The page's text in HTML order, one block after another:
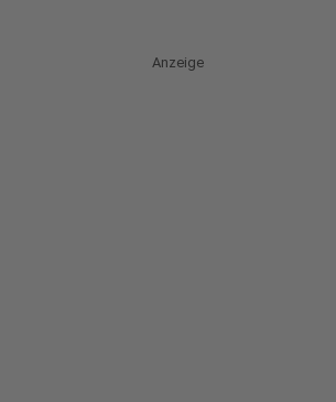
Anzeige